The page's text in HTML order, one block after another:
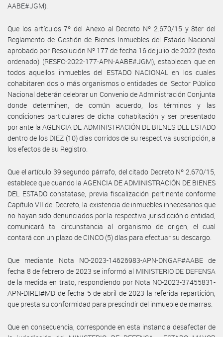
AABE#JGM).
Que los artículos 7º del Anexo al Decreto Nº 2.670/15 y 8ter del
Reglamento de Gestión de Bienes Inmuebles del Estado Nacional
aprobado por Resolución Nº 177 de fecha 16 de julio de 2022 (texto
ordenado) (RESFC-2022-177-APN-AABE#JGM), establecen que en
todos aquellos inmuebles del ESTADO NACIONAL en los cuales
cohabitaren dos o más organismos o entidades del Sector Público
Nacional deberán celebrar un Convenio de Administración Conjunta
donde determinen, de común acuerdo, los términos y las
condiciones particulares de dicha cohabitación y ser presentado
por ante la AGENCIA DE ADMINISTRACIÓN DE BIENES DEL ESTADO
dentro de los DIEZ (10) días corridos de su respectiva suscripción, a
los efectos de su Registro.
Que el artículo 39 segundo párrafo, del citado Decreto Nº 2.670/15,
establece que cuando la AGENCIA DE ADMINISTRACIÓN DE BIENES
DEL ESTADO constatase, previa fiscalización pertinente conforme
Capítulo VII del Decreto, la existencia de inmuebles innecesarios que
no hayan sido denunciados por la respectiva jurisdicción o entidad,
comunicará tal circunstancia al organismo de origen, el cual
contará con un plazo de CINCO (5) días para efectuar su descargo.
Que mediante Nota NO-2023-14626983-APN-DNGAF#AABE de
fecha 8 de febrero de 2023 se informó al MINISTERIO DE DEFENSA
de la medida en trato, respondiendo por Nota NO-2023-37455831-
APN-DIREI#MD de fecha 5 de abril de 2023 la referida repartición,
que presta su conformidad para prescindir del inmueble de marras.
Que en consecuencia, corresponde en esta instancia desafectar de